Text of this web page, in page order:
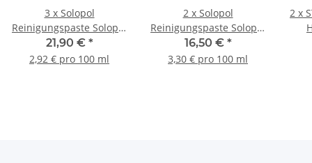
3 x Solopol
Reinigungspaste Solopol
Eco-Line 250 ml
21,90 € *
2,92 € pro 100 ml
2 x Solopol
Reinigungspaste Solopol
Eco-Line 250 ml
16,50 € *
3,30 € pro 100 ml
2 x